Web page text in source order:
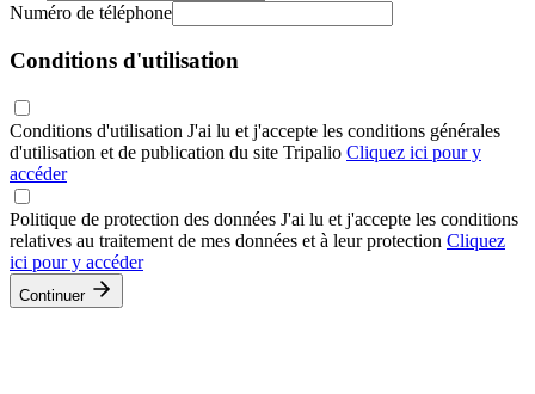
Numéro de téléphone
Conditions d'utilisation
Conditions d'utilisation J'ai lu et j'accepte les conditions générales
d'utilisation et de publication du site Tripalio Cliquez ici pour y
accéder
Politique de protection des données J'ai lu et j'accepte les conditions
relatives au traitement de mes données et à leur protection Cliquez
ici pour y accéder
Continuer